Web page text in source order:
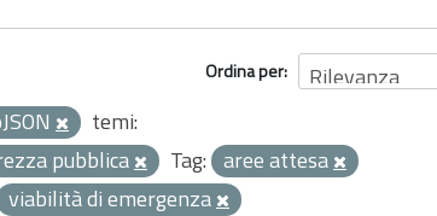
Ordina per
temi:
pubblica
Tag: aree attesa
viabilità di emergenza